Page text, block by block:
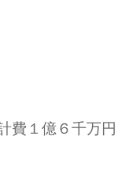
費１億６千万円